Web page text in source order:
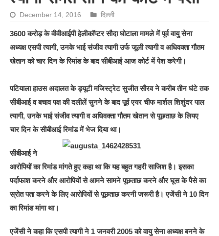
December 14, 2016 दिल्ली
3600 करोड़ के वीवीआईपी हेलीकॉप्टर सौदा घोटाला मामले में पूर्व वायु सेना
अध्यक्ष एसपी त्यागी, उनके भाई संजीव त्यागी उर्फ जूली त्यागी व अधिवक्ता गौतम
खेतान को चार दिन के रिमांड के बाद सीबीआई आज कोर्ट में पेश करेगी।
पटियाला हाउस अदालत के ड्यूटी मजिस्ट्रेट सुजीत सौरव ने करीब तीन घंटे तक
सीबीआई व बचाव पक्ष की दलीलें सुनने के बाद पूर्व एयर चीफ मार्शल शिशुंदर पाल
त्यागी, उनके भाई संजीव त्यागी व अधिवक्ता गौतम खेतान से पूछताछ के लियए
चार दिन के सीबीआई रिमांड में भेज दिया था।
सीबीआई ने
आरोपियों का रिमांड मांगते हुए कहा था कि यह बहुत गहरी साजिश है। इसका
पर्दाफाश करने और आरोपियों से आमने सामने पूछताछ करने और घूस के पैसे का
स्रोत पता करने के लिए आरोपियों से पूछताछ करनी जरूरी है। एजेंसी ने 10 दिन
का रिमांड मांगा था।
एजेंसी ने कहा कि एसपी त्यागी ने 1 जनवरी 2005 को वायु सेना अध्यक्ष बनने के